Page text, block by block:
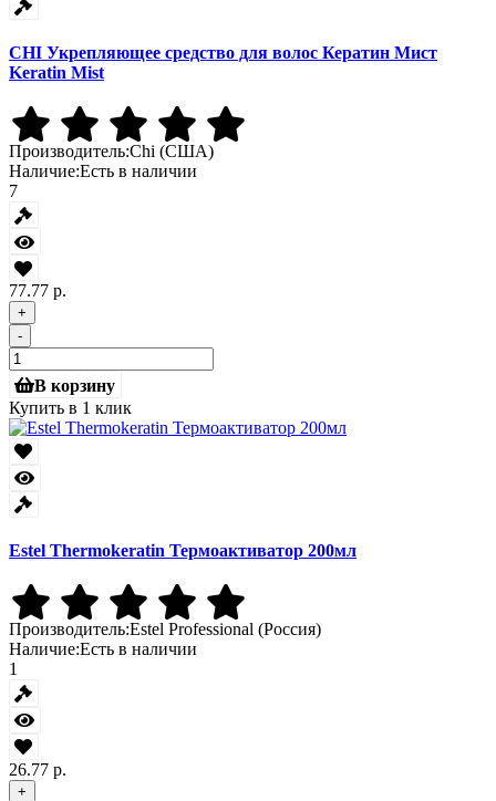
CHI Укрепляющее средство для волос Кератин Мист
Keratin Mist
Производитель:Chi (США)
Наличие:Есть в наличии
7
77.77 р.
+
-
В корзину
Купить в 1 клик
Estel Thermokeratin Термоактиватор 200мл
Производитель:Estel Professional (Россия)
Наличие:Есть в наличии
1
26.77 р.
+